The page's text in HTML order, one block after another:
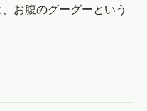
お腹のグーグーという